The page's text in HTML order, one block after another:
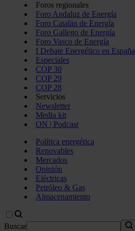
Foros regionales
Foro Andaluz de Energía
Foro Catalán de Energía
Foro Gallego de Energía
Foro Vasco de Energía
I Debate Energético en España
Especiales
COP 30
COP 29
COP 28
Servicios
Newsletter
Media kit
ON | Podcast
Política energética
Renovables
Mercados
Opinión
Eléctricas
Petróleo & Gas
Almacenamiento
Buscar